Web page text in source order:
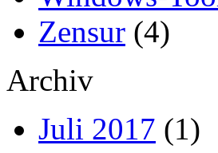
Zensur (4)
Archiv
Juli 2017 (1)